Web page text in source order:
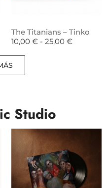
The Titanians – Tinko
10,00 € - 25,00 €
Studio